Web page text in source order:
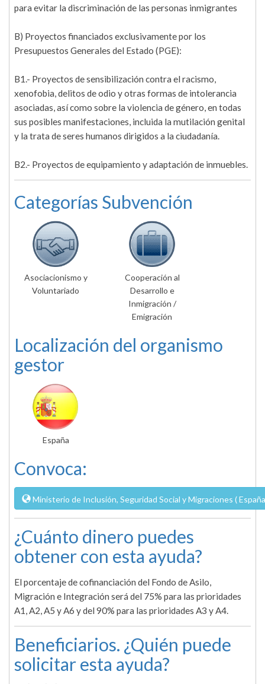
para evitar la discriminación de las personas inmigrantes
B) Proyectos financiados exclusivamente por los
Presupuestos Generales del Estado (PGE):
B1.- Proyectos de sensibilización contra el racismo,
xenofobia, delitos de odio y otras formas de intolerancia
asociadas, así como sobre la violencia de género, en todas
sus posibles manifestaciones, incluida la mutilación genital
y la trata de seres humanos dirigidos a la ciudadanía.
B2.- Proyectos de equipamiento y adaptación de inmuebles.
Categorías Subvención
Asociacionismo y
Voluntariado
Cooperación al
Desarrollo e
Inmigración /
Emigración
Localización del organismo
gestor
España
Convoca:
Ministerio de Inclusión, Seguridad Social y Migraciones (
¿Cuánto dinero puedes
obtener con esta ayuda?
El porcentaje de cofinanciación del Fondo de Asilo,
Migración e Integración será del 75% para las prioridades
A1, A2, A5 y A6 y del 90% para las prioridades A3 y A4.
Beneficiarios. ¿Quién puede
solicitar esta ayuda?